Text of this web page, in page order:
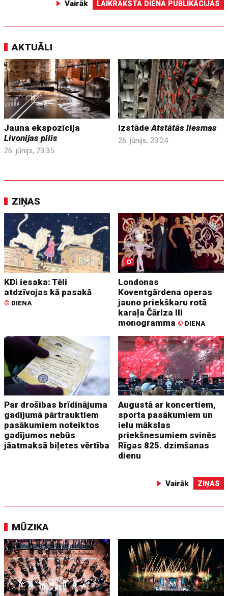
Vairāk LAIKRAKSTA DIENA PUBLIKĀCIJAS
AKTUĀLI
Jauna ekspozīcija
Livonijas pilis
26. jūnijs, 23:35
IzstādeAtstātās liesmas
26. jūnijs, 23:24
ZIŅAS
KDi iesaka: Tēli
atdzīvojas kā pasakā
© DIENA
Londonas
Koventgārdena operas
jauno priekškaru rotā
karaļa Čārlza III
monogramma © DIENA
Par drošības brīdinājuma
gadījumā pārtrauktiem
pasākumiem noteiktos
gadījumos nebūs
jāatmaksā biļetes vērtība
Augustā ar koncertiem,
sporta pasākumiem un
ielu mākslas
priekšnesumiem svinēs
Rīgas 825. dzimšanas
dienu
Vairāk ZIŅAS
MŪZIKA